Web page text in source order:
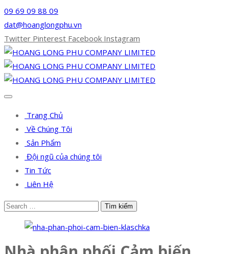
09 69 09 88 09
dat@hoanglongphu.vn
Twitter Pinterest Facebook Instagram
Trang Chủ
Về Chúng Tôi
Sản Phẩm
Đội ngũ của chúng tôi
Tin Tức
Liên Hệ